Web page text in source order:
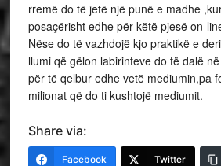
rremë do të jetë një punë e madhe
posaçërisht edhe për këtë pjesë on-
Nëse do të vazhdojë kjo praktikë e
llumi që gëlon labirinteve do të dalë
për të qelbur edhe vetë mediumin,pa
milionat që do ti kushtojë mediumit.
Share via:
Facebook Twitter